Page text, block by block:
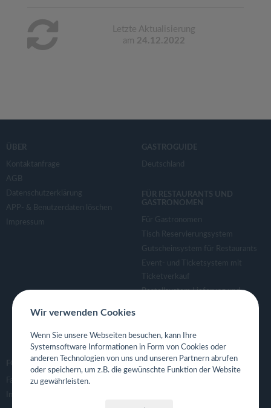
Letzte Aktualisierung
am 24.12.2022
ÜBER
Kontaktanfrage
AGB
Datenschutzerklärung
APP- & Benutzerdaten löschen
Impressum
GASTROGUIDE
Deutschland
FÜR RESTAURANTS UND
GASTRONOMEN
Für Gastronomen
Tisch Reservierungsystem
Gutscheinsystem für Restaurants
Event- und Ticketsystem mit
Ticketverkauf
Bestellsystem Lieferung und
Eigene App für Restaurant
FOLGE UNS
Facebook
Instagram
Wir verwenden Cookies
Wenn Sie unsere Webseiten besuchen, kann Ihre
Systemsoftware Informationen in Form von Cookies oder
anderen Technologien von uns und unseren Partnern abrufen
oder speichern, um z.B. die gewünschte Funktion der Website
zu gewährleisten.